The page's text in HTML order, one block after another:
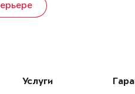
Услуги